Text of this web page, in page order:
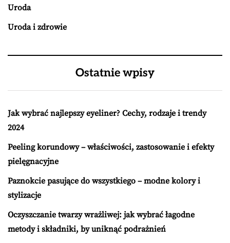
Uroda
Uroda i zdrowie
Ostatnie wpisy
Jak wybrać najlepszy eyeliner? Cechy, rodzaje i trendy
2024
Peeling korundowy – właściwości, zastosowanie i efekty
pielęgnacyjne
Paznokcie pasujące do wszystkiego – modne kolory i
stylizacje
Oczyszczanie twarzy wrażliwej: jak wybrać łagodne
metody i składniki, by uniknąć podrażnień